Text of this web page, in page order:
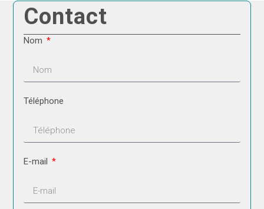
Contact
Nom
Téléphone
E-mail